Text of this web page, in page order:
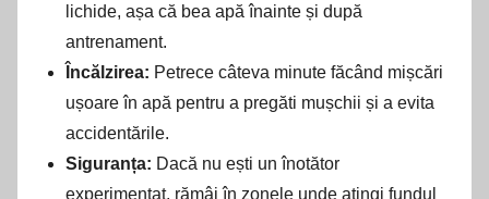
lichide, așa că bea apă înainte și după
antrenament.
Încălzirea: Petrece câteva minute făcând mișcări
ușoare în apă pentru a pregăti mușchii și a evita
accidentările.
Siguranța: Dacă nu ești un înotător
experimentat, rămâi în zonele unde atingi fundul